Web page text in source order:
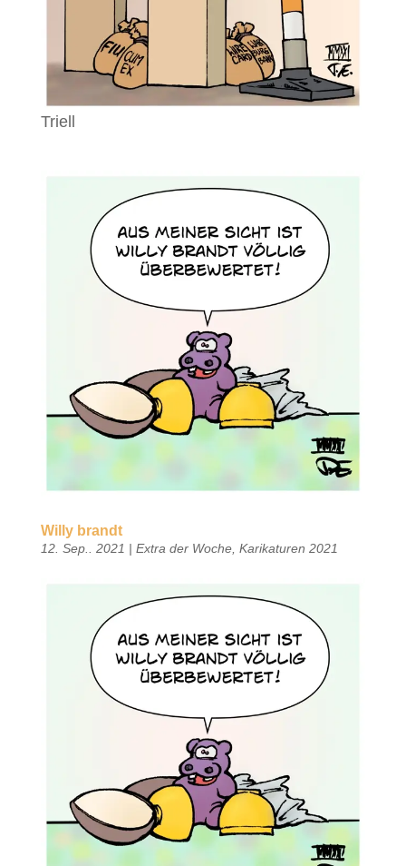
Triell
Willy brandt
12. Sep.. 2021 | Extra der Woche, Karikaturen 2021